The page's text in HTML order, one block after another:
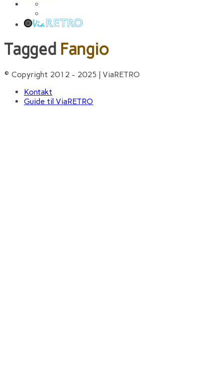
Tagged Fangio
© Copyright 2012 - 2025 | ViaRETRO
Kontakt
Guide til ViaRETRO